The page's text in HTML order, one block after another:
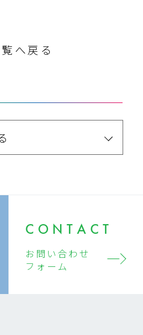
へ戻る
CONTACT
お問い合わせ
フォーム